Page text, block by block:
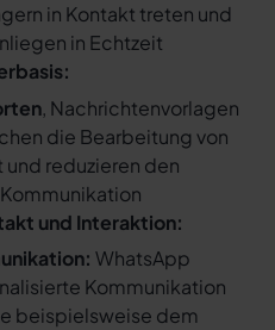
in Kontakt treten und
in Echtzeit
, Nachrichtenvorlagen
die Bearbeitung von
reduzieren den
und Interaktion:
WhatsApp
Kommunikation
beispielsweise dem